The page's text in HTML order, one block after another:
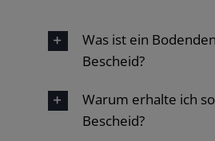
Was ist ein
Bescheid?
Warum erhalte ich
Bescheid?